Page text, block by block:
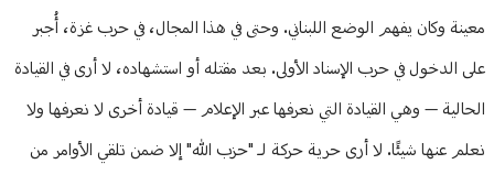
معينة وكان يفهم الوضع اللبناني. وحتى في هذا المجال، في حرب غزة، أُجبر
على الدخول في حرب الإسناد الأولى. بعد مقتله أو استشهاده، لا أرى في القيادة
الحالية — وهي القيادة التي نعرفها عبر الإعلام — قيادة أخرى لا نعرفها ولا
نعلم عنها شيئًا. لا أرى حرية حركة لـ "حزب الله" إلا ضمن تلقي الأوامر من